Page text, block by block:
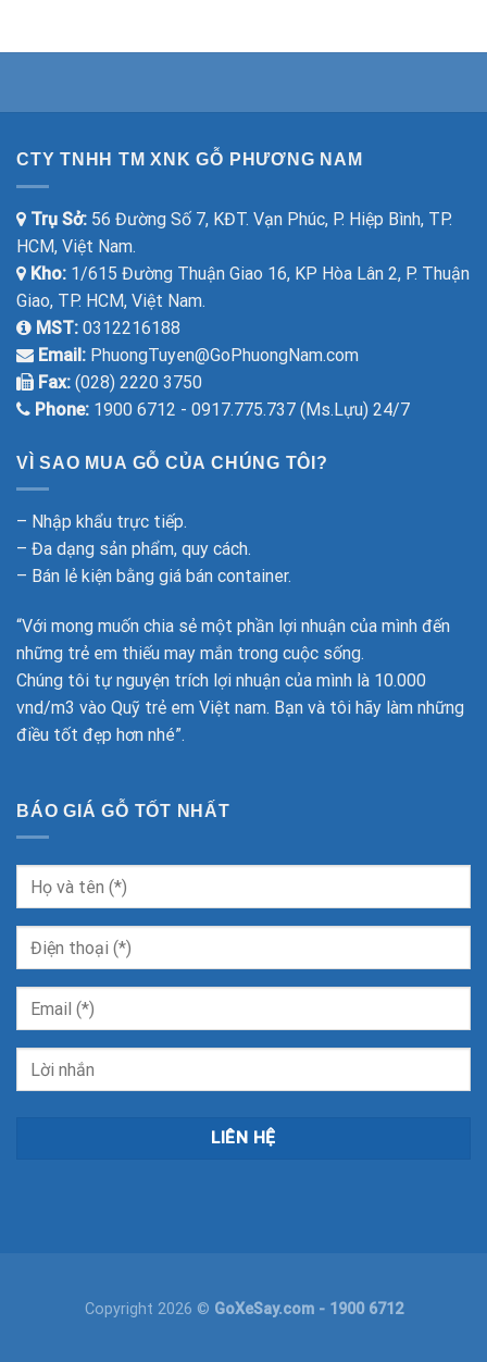
CTY TNHH TM XNK GỖ PHƯƠNG NAM
Trụ Sở: 56 Đường Số 7, KĐT. Vạn Phúc, P. Hiệp Bình, TP.
HCM, Việt Nam.
Kho: 1/615 Đường Thuận Giao 16, KP Hòa Lân 2, P. Thuận
Giao, TP. HCM, Việt Nam.
MST: 0312216188
Email: PhuongTuyen@GoPhuongNam.com
Fax: (028) 2220 3750
Phone: 1900 6712 - 0917.775.737 (Ms.Lựu) 24/7
VÌ SAO MUA GỖ CỦA CHÚNG TÔI?
– Nhập khẩu trực tiếp.
– Đa dạng sản phẩm, quy cách.
– Bán lẻ kiện bằng giá bán container.
“Với mong muốn chia sẻ một phần lợi nhuận của mình đến
những trẻ em thiếu may mắn trong cuộc sống.
Chúng tôi tự nguyện trích lợi nhuận của mình là 10.000
vnd/m3 vào Quỹ trẻ em Việt nam. Bạn và tôi hãy làm những
điều tốt đẹp hơn nhé”.
BÁO GIÁ GỖ TỐT NHẤT
Copyright 2026 © GoXeSay.com - 1900 6712